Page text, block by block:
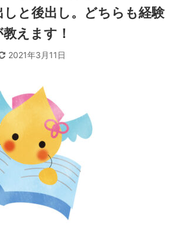
と後出し。どちらも経験
えます！
2021年3月11日